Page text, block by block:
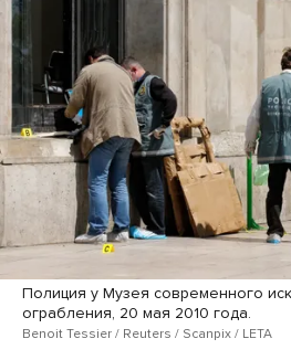
Полиция у Музея современного
ограбления, 20 мая 2010 года.
Benoit Tessier / Reuters / Scanpix / LETA